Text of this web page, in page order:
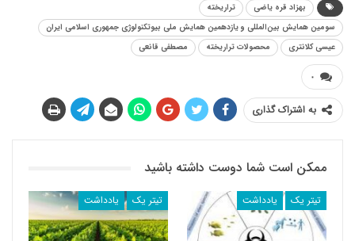
بهزاد قره یاضی
تراریخته
سومین همایش بین‌المللی و یازدهمین همایش ملی بیوتکنولوژی جمهوری اسلامی ایران
عیسی کلانتری
محصولات تراریخته مصطفی قانعی
۰
به اشتراک گذاری
ممکن است شما دوست داشته باشید
تیتر یک یادداشت تیتر یک یادداشت